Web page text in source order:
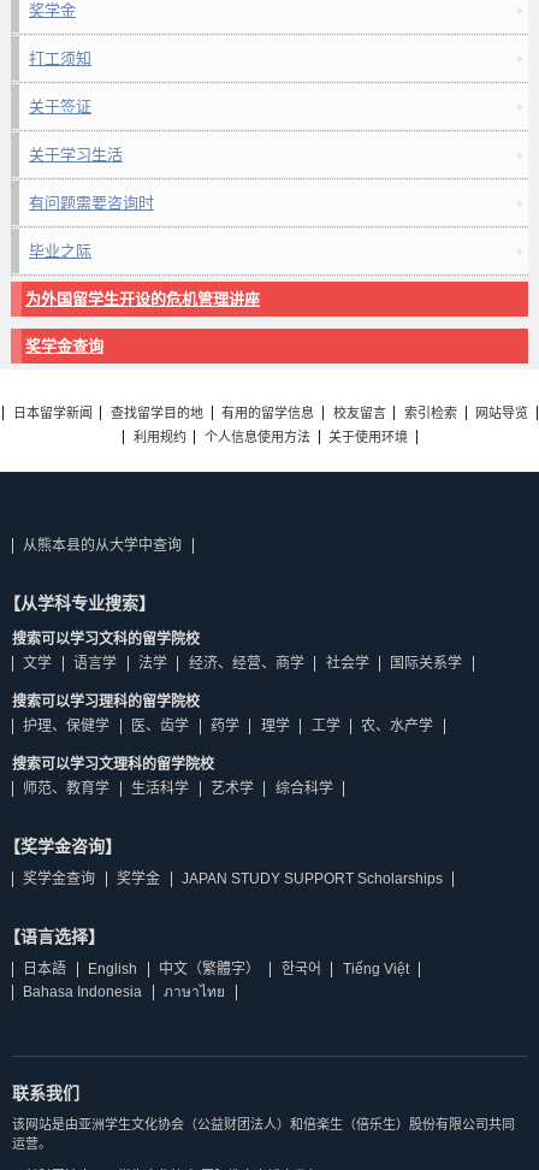
奖学金
打工须知
关于签证
关于学习生活
有问题需要咨询时
毕业之际
为外国留学生开设的危机管理讲座
奖学金查询
日本留学新闻 查找留学目的地 有用的留学信息 校友留言 索引检索
网站导览
利用规约
个人信息使用方法 关于使用环境
从熊本县的从大学中查询
【从学科专业搜索】
搜索可以学习文科的留学院校
文学
语言学 法学 经济、经营、商学 社会学 国际关系学
搜索可以学习理科的留学院校
护理、保健学
医、齿学 药学 理学 工学 农、水产学
搜索可以学习文理科的留学院校
师范、教育学
生活科学 艺术学 综合科学
【奖学金咨询】
奖学金查询 奖学金 JAPAN STUDY SUPPORT Scholarships
【语言选择】
日本語 English 中文（繁體字） 한국어
Tiếng Việt
Bahasa Indonesia
ภาษาไทย
联系我们
该网站是由亚洲学生文化协会（公益财团法人）和倍楽生（倍乐生）股份有限公司共同
运营。